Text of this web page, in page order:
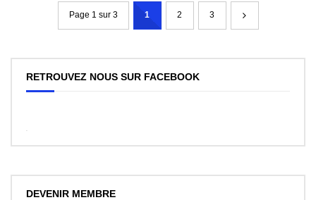
Page 1 sur 3 1 2 3
RETROUVEZ NOUS SUR FACEBOOK
WordPress
DEVENIR MEMBRE